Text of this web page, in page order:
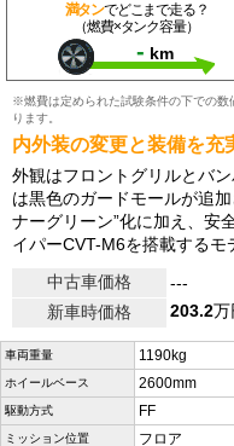
満タンでどこまで走る？
（燃費×タンク容量）
- km
※燃費は定められた試験条件の下での数
ります。
内外装の変更と装備を充
外観はフロントグリルとバ
は黒色のガードモールが追
ナーグリーン”化に加え、安
イパーCVT-M6を搭載するモ
中古車価格
---
新車時価格
203.2万
車両重量 1190kg
ホイールベース 2600mm
駆動方式 FF
ミッション位置 フロア